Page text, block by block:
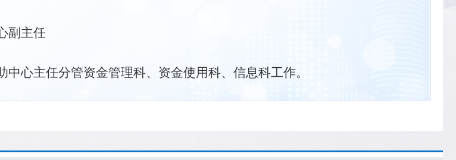
副主任
中心主任分管资金管理科、资金使用科、信息科工作。